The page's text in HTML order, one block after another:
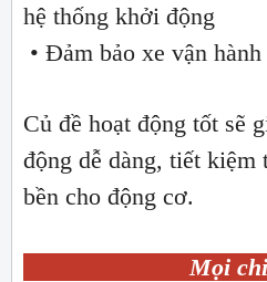
hệ thống khởi động
• Đảm bảo xe vận
Củ đề hoạt động tốt sẽ
động dễ dàng, tiết kiệm
bền cho động cơ.
Mọi chi tiết